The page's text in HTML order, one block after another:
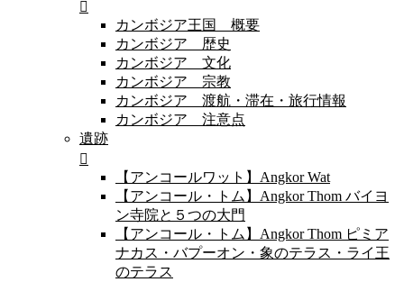
カンボジア王国 概要
カンボジア 歴史
カンボジア 文化
カンボジア 宗教
カンボジア 渡航・滞在・旅行情報
カンボジア 注意点
遺跡
【アンコールワット】Angkor Wat
【アンコール・トム】Angkor Thom バイヨ
ン寺院と５つの大門
【アンコール・トム】Angkor Thom ピミア
ナカス・バプーオン・象のテラス・ライ王
のテラス